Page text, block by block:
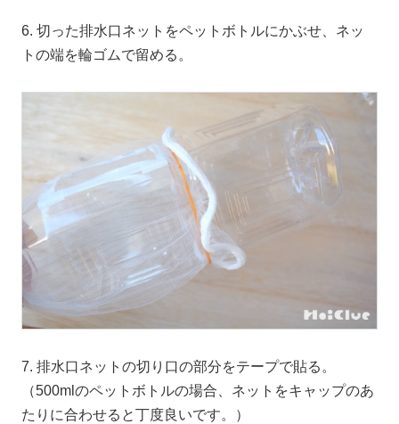
6. 切った排水口ネットをペットボトルにかぶせ、ネッ
トの端を輪ゴムで留める。
7. 排水口ネットの切り口の部分をテープで貼る。
（500mlのペットボトルの場合、ネットをキャップのあ
たりに合わせると丁度良いです。）